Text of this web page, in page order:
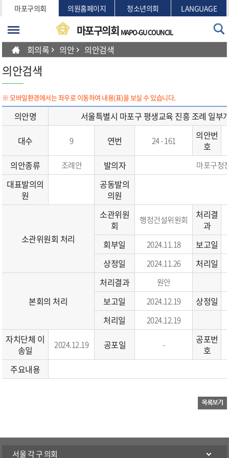
본문바로가기
마포구의회 의원홈페이지 청소년의회 LANGUAGE
마포구의회 MAPO-GU COUNCIL
회의록 의안 의안검색
의안검색
※ 모바일환경에서는 좌우로 이동하여 내용(표)을 보실 수 있습니다.
의안명
서울특별시 마포구 평생교육 진흥 조례 일부
대수
9 연번 24 - 161
의안번
호
의안종류
조례안 발의자 마포구청
대표발의의
원
공동발의
의원
소관위원회 처리
소관위원
회
행정건설위원회
처리결
과
회부일
2024.11.18
보고일
상정일
2024.11.26 처리일
본회의 처리
처리결과 원안
보고일 2024.12.19
상정일
처리일
2024.12.19
자치단체 이
송일
2024.12.19 공포일 -
공포번
호
주요내용
서울 각 구 의회